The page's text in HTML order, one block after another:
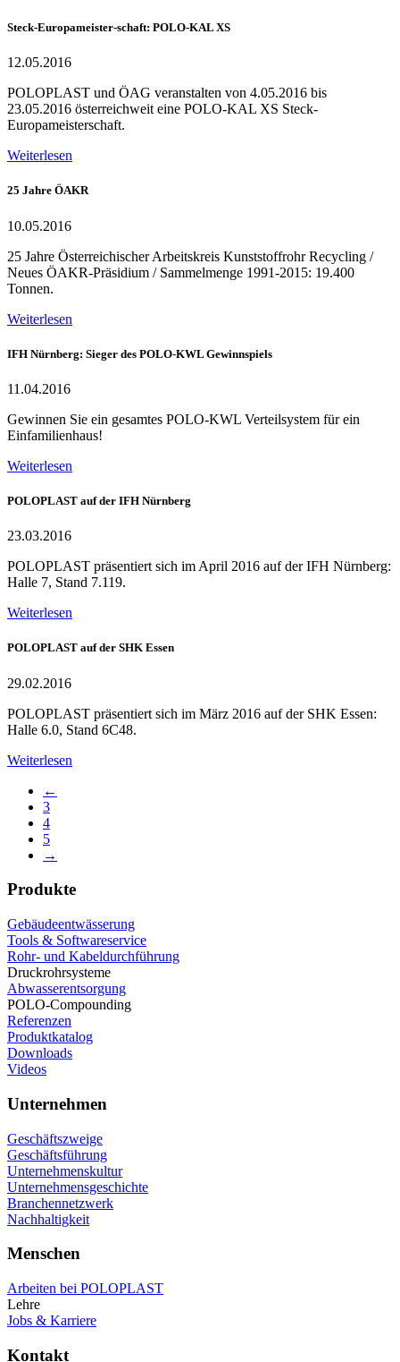
Steck-Europameister-schaft: POLO-KAL XS
12.05.2016
POLOPLAST und ÖAG veranstalten von 4.05.2016 bis
23.05.2016 österreichweit eine POLO-KAL XS Steck-
Europameisterschaft.
Weiterlesen
25 Jahre ÖAKR
10.05.2016
25 Jahre Österreichischer Arbeitskreis Kunststoffrohr Recycling /
Neues ÖAKR-Präsidium / Sammelmenge 1991-2015: 19.400
Tonnen.
Weiterlesen
IFH Nürnberg: Sieger des POLO-KWL Gewinnspiels
11.04.2016
Gewinnen Sie ein gesamtes POLO-KWL Verteilsystem für ein
Einfamilienhaus!
Weiterlesen
POLOPLAST auf der IFH Nürnberg
23.03.2016
POLOPLAST präsentiert sich im April 2016 auf der IFH Nürnberg:
Halle 7, Stand 7.119.
Weiterlesen
POLOPLAST auf der SHK Essen
29.02.2016
POLOPLAST präsentiert sich im März 2016 auf der SHK Essen:
Halle 6.0, Stand 6C48.
Weiterlesen
←
3
4
5
→
Produkte
Gebäudeentwässerung
Tools & Softwareservice
Rohr- und Kabeldurchführung
Druckrohrsysteme
Abwasserentsorgung
POLO-Compounding
Referenzen
Produktkatalog
Downloads
Videos
Unternehmen
Geschäftszweige
Geschäftsführung
Unternehmenskultur
Unternehmensgeschichte
Branchennetzwerk
Nachhaltigkeit
Menschen
Arbeiten bei POLOPLAST
Lehre
Jobs & Karriere
Kontakt